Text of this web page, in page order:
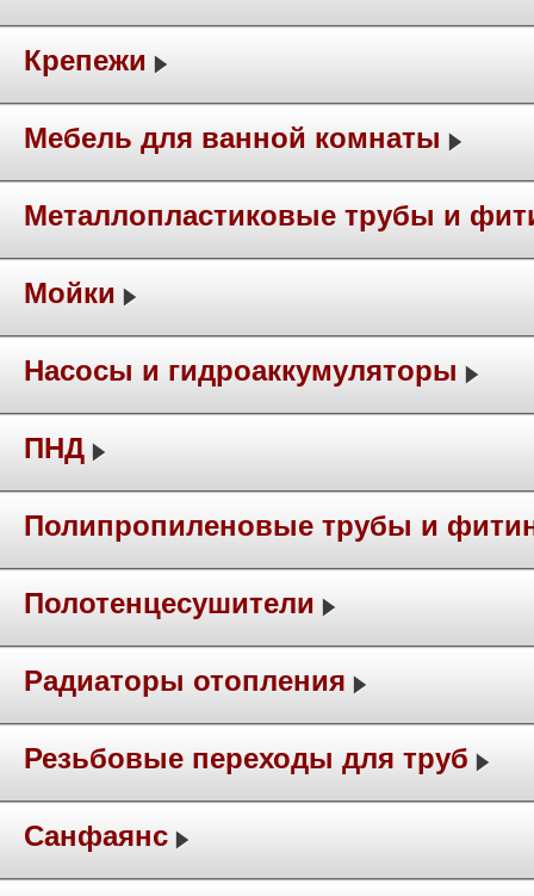
Крепежи
Мебель для ванной комнаты
Металлопластиковые трубы и
Мойки
Насосы и гидроаккумуляторы
ПНД
Полипропиленовые трубы и
Полотенцесушители
Радиаторы отопления
Резьбовые переходы для труб
Санфаянс